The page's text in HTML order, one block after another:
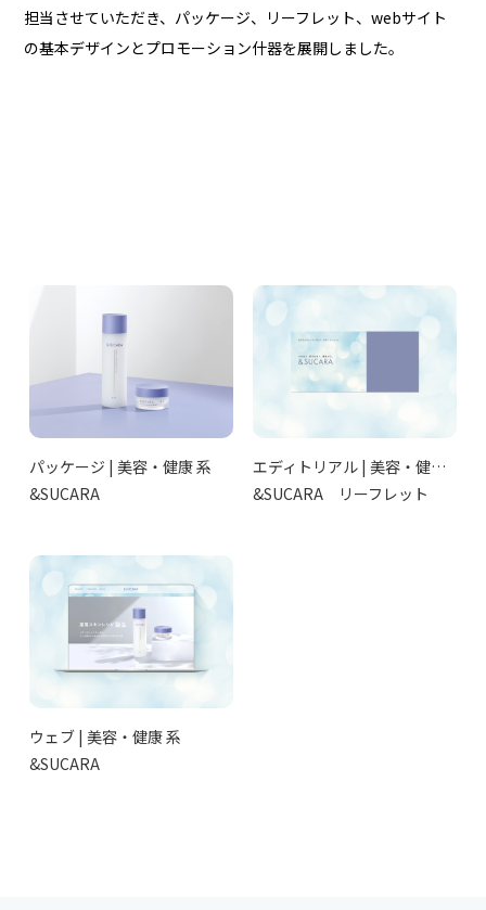
担当させていただき、パッケージ、リーフレット、webサイト
の基本デザインとプロモーション什器を展開しました。
パッケージ | 美容・健康 系
&SUCARA
エディトリアル | 美容・健康 系
&SUCARA リーフレット
ウェブ | 美容・健康 系
&SUCARA